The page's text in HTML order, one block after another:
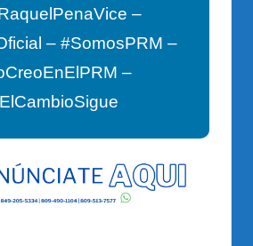
–
– #SomosPRM –
–